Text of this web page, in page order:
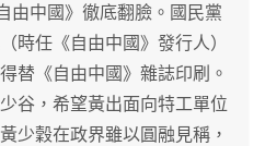
由中國》徹底翻臉。國民黨
時任《自由中國》發行人）
替《自由中國》雜誌印刷。
谷，希望黃出面向特工單位
少穀在政界雖以圓融見稱，